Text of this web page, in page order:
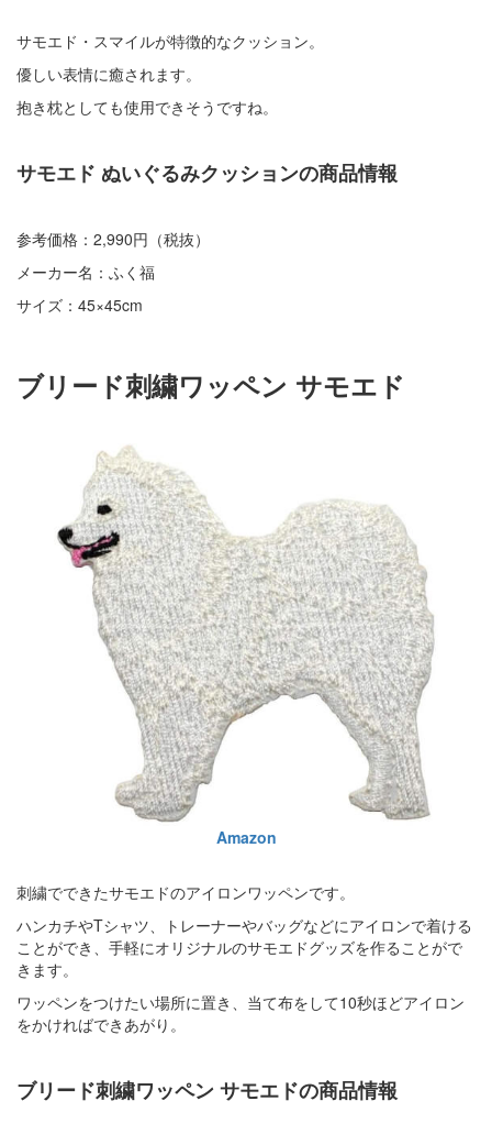
サモエド・スマイルが特徴的なクッション。
優しい表情に癒されます。
抱き枕としても使用できそうですね。
サモエド ぬいぐるみクッションの商品情報
参考価格：2,990円（税抜）
メーカー名：ふく福
サイズ：45×45cm
ブリード刺繍ワッペン サモエド
Amazon
刺繍でできたサモエドのアイロンワッペンです。
ハンカチやTシャツ、トレーナーやバッグなどにアイロンで着ける
ことができ、手軽にオリジナルのサモエドグッズを作ることがで
きます。
ワッペンをつけたい場所に置き、当て布をして10秒ほどアイロン
をかければできあがり。
ブリード刺繍ワッペン サモエドの商品情報